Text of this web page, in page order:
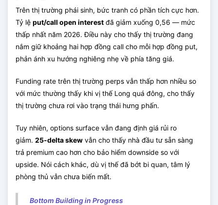
Trên thị trường phái sinh, bức tranh có phần tích cực hơn.
Tỷ lệ put/call open interest đã giảm xuống 0,56 — mức
thấp nhất năm 2026. Điều này cho thấy thị trường đang
nắm giữ khoảng hai hợp đồng call cho mỗi hợp đồng put,
phản ánh xu hướng nghiêng nhẹ về phía tăng giá.
Funding rate trên thị trường perps vẫn thấp hơn nhiều so
với mức thường thấy khi vị thế Long quá đông, cho thấy
thị trường chưa rơi vào trạng thái hưng phấn.
Tuy nhiên, options surface vẫn đang định giá rủi ro
giảm. 25-delta skew vẫn cho thấy nhà đầu tư sẵn sàng
trả premium cao hơn cho bảo hiểm downside so với
upside. Nói cách khác, dù vị thế đã bớt bi quan, tâm lý
phòng thủ vẫn chưa biến mất.
Bottom Building in Progress